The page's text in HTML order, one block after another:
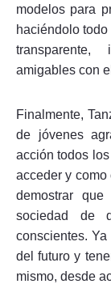
modelos para
haciéndolo
transparente,
amigables con
Finalmente,
de jóvenes
acción todos
acceder y
demostrar
sociedad de
conscientes.
del futuro y
mismo, desde